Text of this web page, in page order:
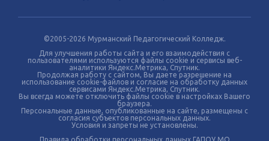
©2005-2026 Мурманский Педагогический Колледж.
Для улучшения работы сайта и его взаимодействия с
пользователями используются файлы cookie и сервисы веб-
аналитики Яндекс.Метрика, Спутник.
Продолжая работу с сайтом, Вы даете разрешение на
использование cookie-файлов и согласие на обработку данных
сервисами Яндекс.Метрика, Спутник.
Вы всегда можете отключить файлы cookie в настройках Вашего
браузера.
Персональные данные, опубликованные на сайте, размещены с
согласия субъектов персональных данных.
Условия и запреты не установлены.